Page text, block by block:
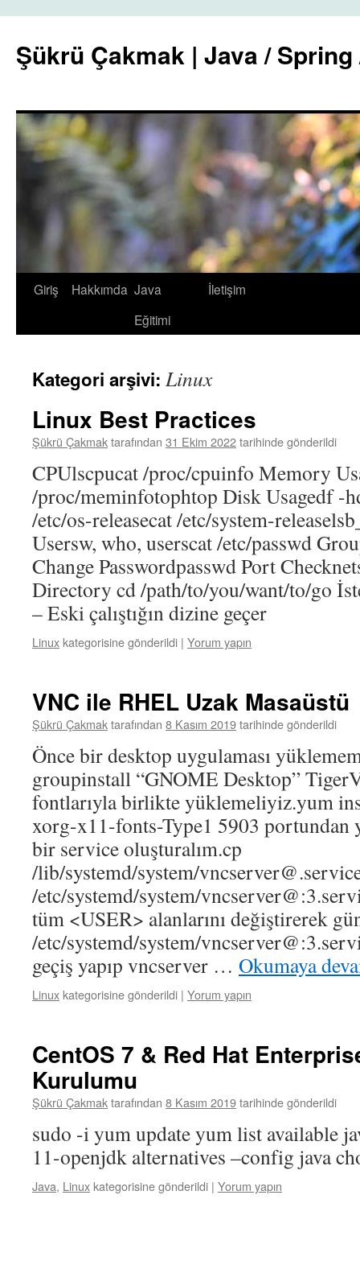
Şükrü Çakmak | Java /
İçeriğe
Giriş Hakkımda Java
Eğitimi
İletişim
Kategori arşivi: Linux
Linux Best Practices
Şükrü Çakmaktarafından 31 Ekim 2022tarihinde gönderildi
CPUlscpucat /proc/cpuinfo Memory
/proc/meminfotophtop Disk Usagedf -
/etc/os-releasecat /etc/system-
Usersw, who, userscat /etc/passwd
Change Passwordpasswd Port
Directory cd /path/to/you/want/to/go
– Eski çalıştığın dizine geçer
Linux kategorisine gönderildi | Yorum yapın
VNC ile RHEL Uzak Masaüstü
Şükrü Çakmaktarafından 8 Kasım 2019tarihinde gönderildi
Önce bir desktop uygulaması
groupinstall “GNOME Desktop”
fontlarıyla birlikte yüklemeliyiz.yum
xorg-x11-fonts-Type1 5903 portundan
bir service oluşturalım.cp
/lib/systemd/system/
/etc/systemd/system/
tüm <USER> alanlarını değiştirerek
/etc/systemd/system/
geçiş yapıp vncserver … Okumaya
Linux kategorisine gönderildi | Yorum yapın
CentOS 7 & Red Hat
Kurulumu
Şükrü Çakmaktarafından 8 Kasım 2019tarihinde gönderildi
sudo -i yum update yum list available
11-openjdk alternatives –config java
Java, Linux kategorisine gönderildi | Yorum yapın